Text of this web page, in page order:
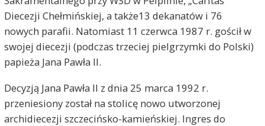
Diecezji Chełmińskiej, a także13 dekanatów i 76
nowych parafii. Natomiast 11 czerwca 1987 r. gościł w
swojej diecezji (podczas trzeciej pielgrzymki do Polski)
papieża Jana Pawła II.
Decyzją Jana Pawła II z dnia 25 marca 1992 r.
przeniesiony został na stolicę nowo utworzonej
archidiecezji szczecińsko-kamieńskiej. Ingres do